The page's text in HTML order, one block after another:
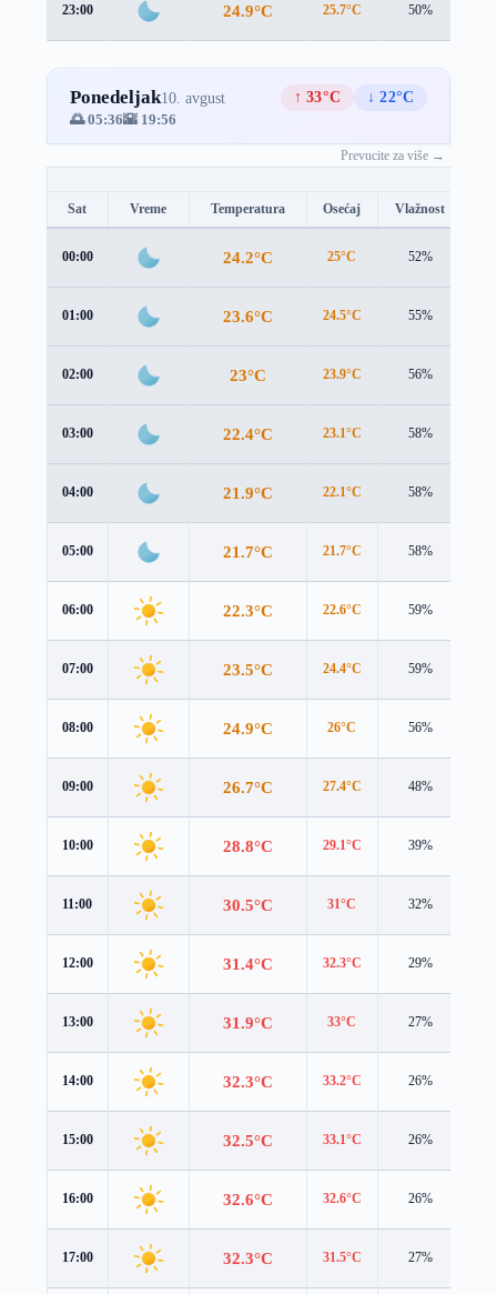
23:00 24.9°C 25.7°C 50%
Ponedeljak10. avgust ↑ 33°C
↓ 22°C
🌅 05:36🌇 19:56
Prevucite za više →
Sat Vreme Temperatura Osećaj Vlažnost
00:00 24.2°C 25°C 52%
01:00 23.6°C 24.5°C 55%
02:00 23°C 23.9°C 56%
03:00 22.4°C 23.1°C 58%
04:00 21.9°C 22.1°C 58%
05:00 21.7°C 21.7°C 58%
06:00 22.3°C 22.6°C 59%
07:00 23.5°C 24.4°C 59%
08:00 24.9°C 26°C 56%
09:00 26.7°C 27.4°C 48%
10:00 28.8°C 29.1°C 39%
11:00 30.5°C 31°C 32%
12:00 31.4°C 32.3°C 29%
13:00 31.9°C 33°C 27%
14:00 32.3°C 33.2°C 26%
15:00 32.5°C 33.1°C 26%
16:00 32.6°C 32.6°C 26%
17:00 32.3°C 31.5°C 27%